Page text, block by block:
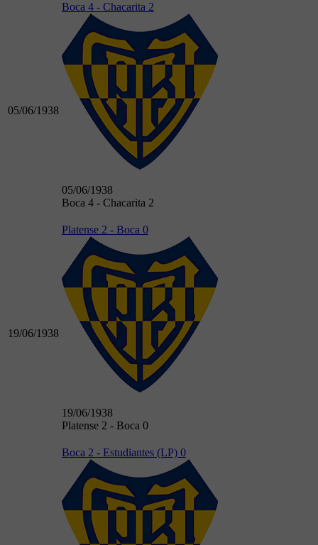
05/06/1938
Boca 4 - Chacarita 2
05/06/1938
Boca 4 - Chacarita 2
19/06/1938
Platense 2 - Boca 0
19/06/1938
Platense 2 - Boca 0
Boca 2 - Estudiantes (LP) 0